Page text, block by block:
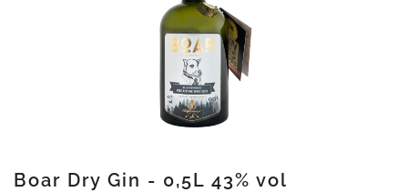
Boar Dry Gin - 0,5L 43% vol